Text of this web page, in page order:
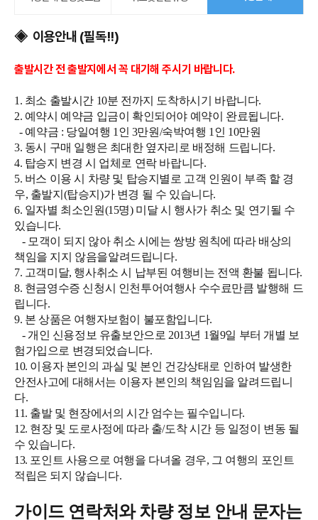
◈이용안내 (필독!!)
출발시간 전 출발지에서 꼭 대기해 주시기 바랍니다.
1. 최소 출발시간 10분 전까지 도착하시기 바랍니다.
2. 예약시 예약금 입금이 확인되어야 예약이 완료됩니다.
- 예약금 : 당일여행 1인 3만원/숙박여행 1인 10만원
3. 동시 구매 일행은 최대한 옆자리로 배정해 드립니다.
4. 탑승지 변경 시 업체로 연락 바랍니다.
5. 버스 이용 시 차량 및 탑승지별로 고객 인원이 부족 할 경
우, 출발지(탑승지)가 변경 될 수 있습니다.
6. 일자별 최소인원(15명) 미달 시 행사가 취소 및 연기될 수
있습니다.
- 모객이 되지 않아 취소 시에는 쌍방 원칙에 따라 배상의
책임을 지지 않음을알려드립니다.
7. 고객미달, 행사취소 시 납부된 여행비는 전액 환불 됩니다.
8. 현금영수증 신청시 인천투어여행사 수수료만큼 발행해 드
립니다.
9. 본 상품은 여행자보험이 불포함입니다.
- 개인 신용정보 유출보안으로 2013년 1월9일 부터 개별 보
험가입으로 변경되었습니다.
10. 이용자 본인의 과실 및 본인 건강상태로 인하여 발생한
안전사고에 대해서는 이용자 본인의 책임임을 알려드립니
다.
11. 출발 및 현장에서의 시간 엄수는 필수입니다.
12. 현장 및 도로사정에 따라 출/도착 시간 등 일정이 변동 될
수 있습니다.
13. 포인트 사용으로 여행을 다녀올 경우, 그 여행의 포인트
적립은 되지 않습니다.
가이드 연락처와 차량 정보 안내 문자는